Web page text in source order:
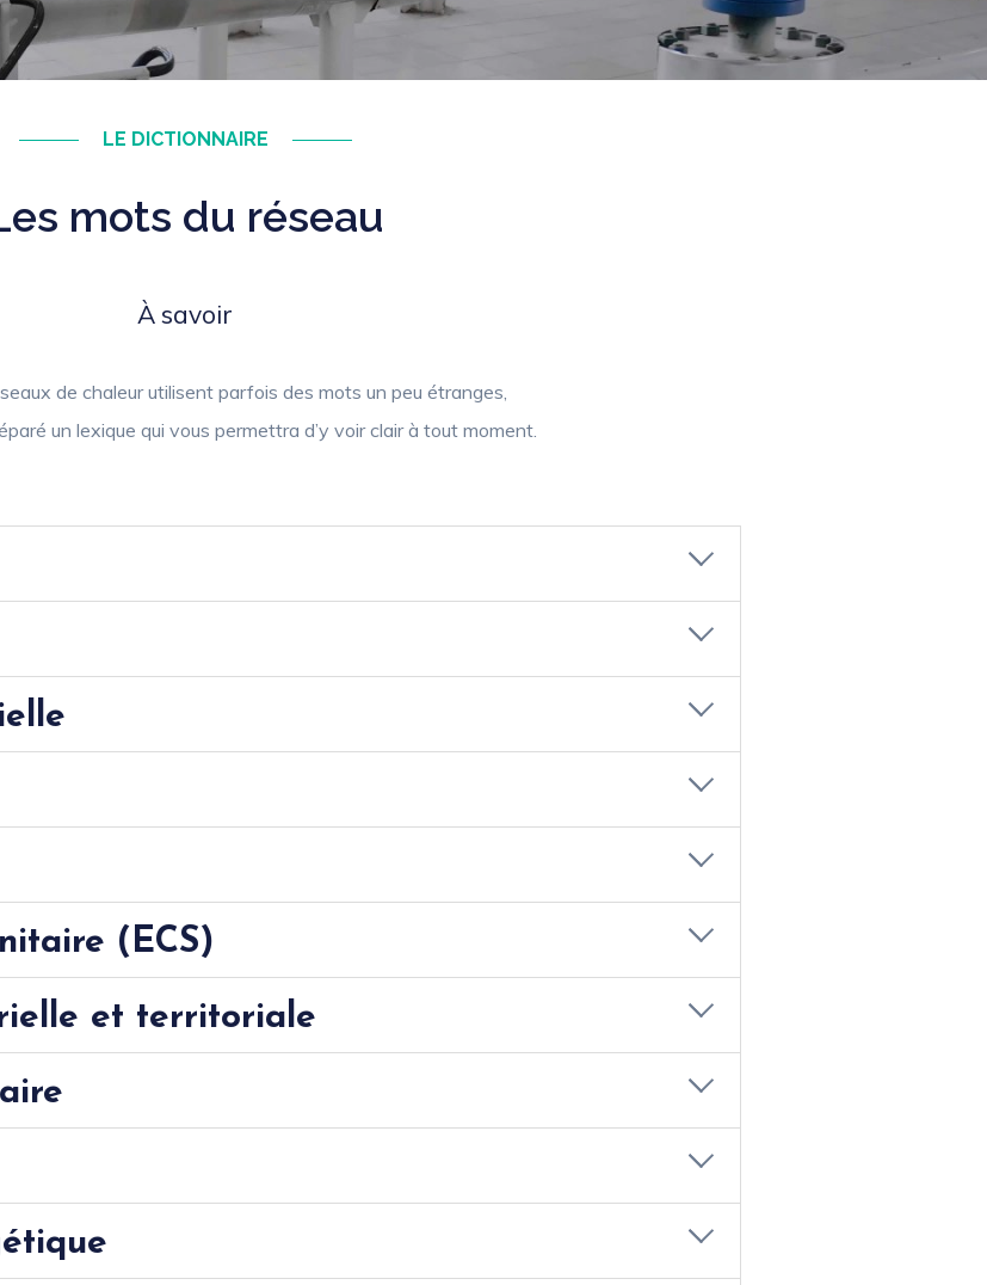
LE DICTIONNAIRE
mots du réseau
À savoir
de chaleur utilisent parfois des mots un peu étranges,
un lexique qui vous permettra d’y voir clair à tout moment.
(ECS)
et territoriale